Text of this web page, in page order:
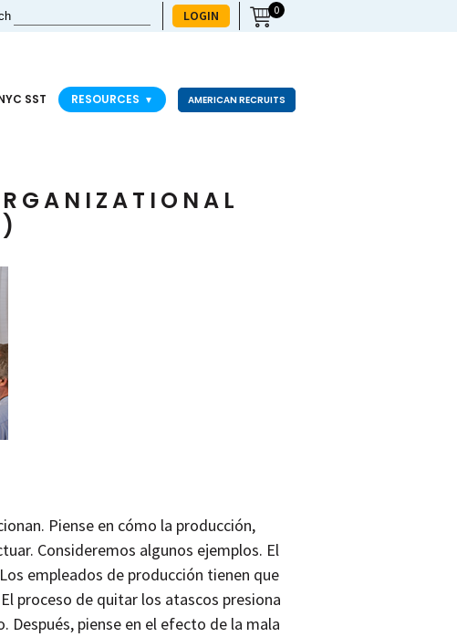
LOGIN 0
SST RESOURCES ▼ AMERICAN RECRUITS
Piense en cómo la producción,
Consideremos algunos ejemplos. El
empleados de producción tienen que
proceso de quitar los atascos presiona
Después, piense en el efecto de la mala